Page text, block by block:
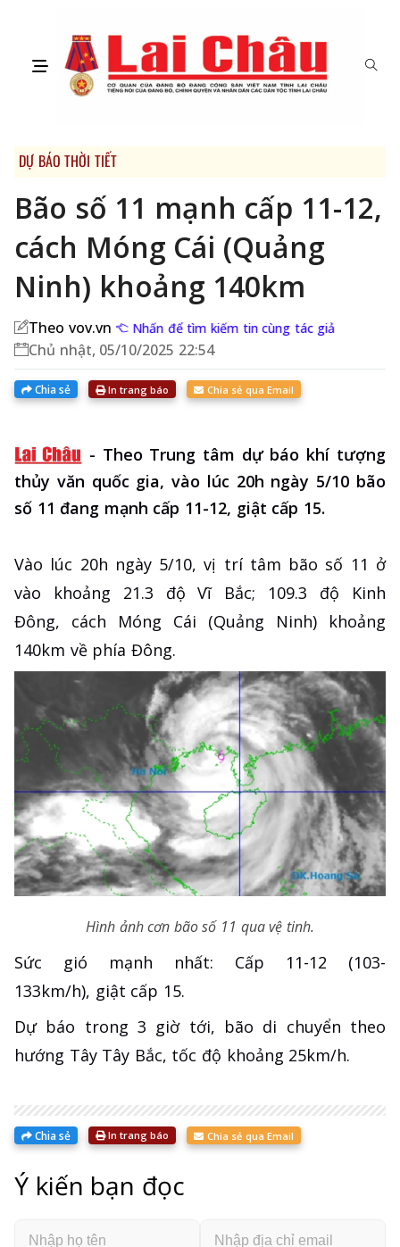
DỰ BÁO THỜI TIẾT
Bão số 11 mạnh cấp 11-12,
cách Móng Cái (Quảng
Ninh) khoảng 140km
Theo vov.vn Nhấn để tìm kiếm tin cùng tác giả
Chủ nhật, 05/10/2025 22:54
Chia sẻ In trang báo Chia sẻ qua Email
- Theo Trung tâm dự báo khí tượng
thủy văn quốc gia, vào lúc 20h ngày 5/10 bão
số 11 đang mạnh cấp 11-12, giật cấp 15.
Vào lúc 20h ngày 5/10, vị trí tâm bão số 11 ở
vào khoảng 21.3 độ Vĩ Bắc; 109.3 độ Kinh
Đông, cách Móng Cái (Quảng Ninh) khoảng
140km về phía Đông.
Hình ảnh cơn bão số 11 qua vệ tinh.
Sức gió mạnh nhất: Cấp 11-12 (103-
133km/h), giật cấp 15.
Dự báo trong 3 giờ tới, bão di chuyển theo
hướng Tây Tây Bắc, tốc độ khoảng 25km/h.
Chia sẻ In trang báo Chia sẻ qua Email
Ý kiến bạn đọc